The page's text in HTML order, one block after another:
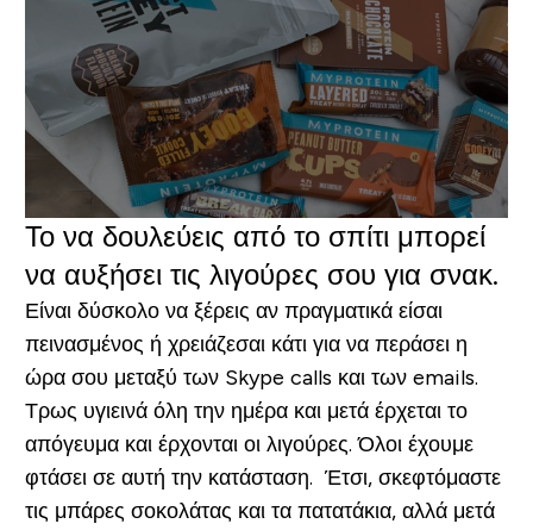
Το να δουλεύεις από το σπίτι μπορεί
να αυξήσει τις λιγούρες σου για σνακ.
Είναι δύσκολο να ξέρεις αν πραγματικά είσαι
πεινασμένος ή χρειάζεσαι κάτι για να περάσει η
ώρα σου μεταξύ των Skype calls και των emails.
Τρως υγιεινά όλη την ημέρα και μετά έρχεται το
απόγευμα και έρχονται οι λιγούρες. Όλοι έχουμε
φτάσει σε αυτή την κατάσταση. Έτσι, σκεφτόμαστε
τις μπάρες σοκολάτας και τα πατατάκια, αλλά μετά